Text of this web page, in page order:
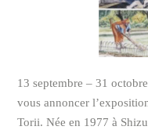
13 septembre – 31
vous annoncer
Torii. Née en 1977 à